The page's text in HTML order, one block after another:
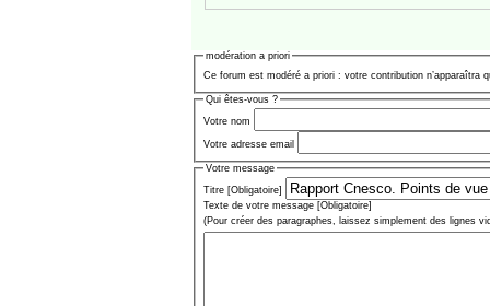
modération a priori
Ce forum est modéré a priori : votre contribution n’apparaîtra
Qui êtes-vous ?
Votre nom
Votre adresse email
Votre message
Titre [Obligatoire]
Texte de votre message [Obligatoire]
(Pour créer des paragraphes, laissez simplement des lignes